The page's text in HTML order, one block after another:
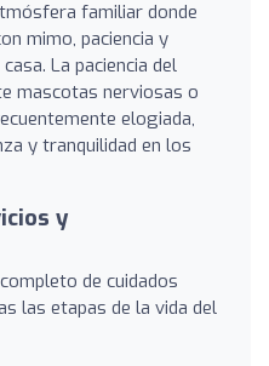
familiar donde
mimo, paciencia y
La paciencia del
mascotas nerviosas o
elogiada,
y tranquilidad en los
y
de cuidados
las etapas de la vida del